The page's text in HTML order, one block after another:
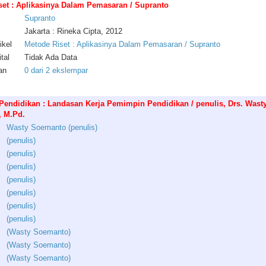
: Aplikasinya Dalam Pemasaran / Supranto
Supranto
Jakarta : Rineka Cipta, 2012
Metode Riset : Aplikasinya Dalam Pemasaran / Supranto
Tidak Ada Data
0 dari 2 ekslempar
: Landasan Kerja Pemimpin Pendidikan / penulis, Drs.
M.Pd.
Wasty Soemanto(penulis)
(penulis)
(penulis)
(penulis)
(penulis)
(penulis)
(penulis)
(penulis)
(Wasty Soemanto)
(Wasty Soemanto)
(Wasty Soemanto)